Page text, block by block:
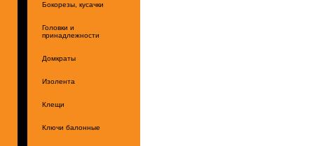
Бокорезы, кусачки
Головки и
принадлежности
Домкраты
Изолента
Клещи
Ключи балонные